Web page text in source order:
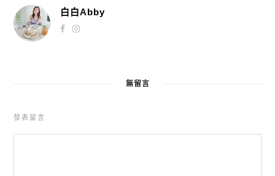
白白Abby
無留言
發表留言